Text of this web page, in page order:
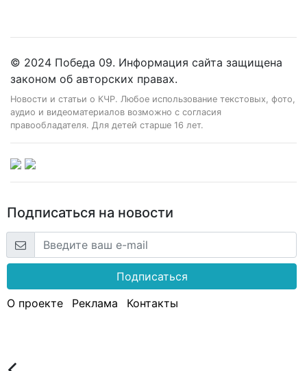
© 2024 Победа 09. Информация сайта защищена
законом об авторских правах.
Новости и статьи о КЧР. Любое использование текстовых, фото,
аудио и видеоматериалов возможно с согласия
правообладателя. Для детей старше 16 лет.
Подписаться на новости
Подписаться
О проекте
Реклама Контакты